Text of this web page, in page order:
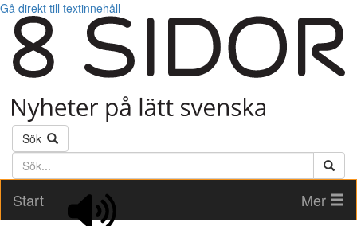
Gå direkt till textinnehåll
Sök
Söktext
Start
Mer